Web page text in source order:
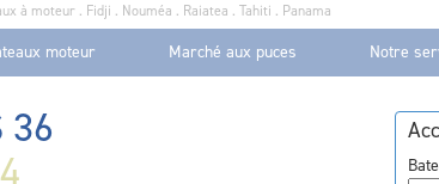
à moteur . Fidji . Nouméa . Raiatea . Tahiti . Panama
moteur Marché aux puces Notre
36